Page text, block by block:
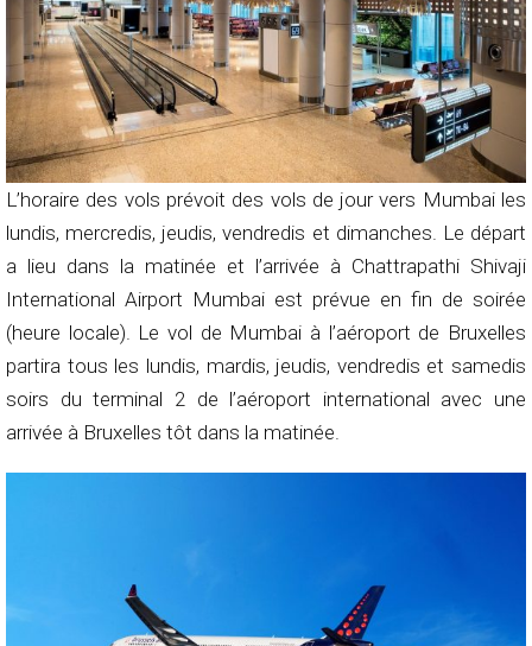
L’horaire des vols prévoit des vols de jour vers Mumbai les
lundis, mercredis, jeudis, vendredis et dimanches. Le départ
a lieu dans la matinée et l’arrivée à Chattrapathi Shivaji
International Airport Mumbai est prévue en fin de soirée
(heure locale). Le vol de Mumbai à l’aéroport de Bruxelles
partira tous les lundis, mardis, jeudis, vendredis et samedis
soirs du terminal 2 de l’aéroport international avec une
arrivée à Bruxelles tôt dans la matinée.